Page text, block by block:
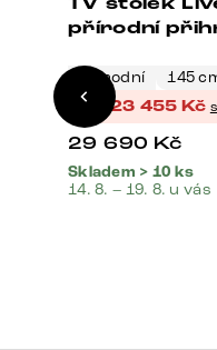
přírodní
Přírodní 145
% 23 455 Kč
29 690 Kč
Skladem > 10 ks
14. 8. – 19. 8. u vás